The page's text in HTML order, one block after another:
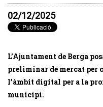
02/12/2025
L’Ajuntament de Berga
preliminar de mercat per
l’àmbit digital per a la
municipi.